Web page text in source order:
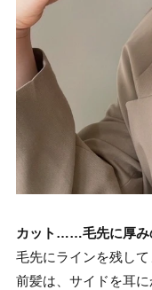
カット……毛先に厚み
毛先にラインを残して
前髪は、サイドを耳